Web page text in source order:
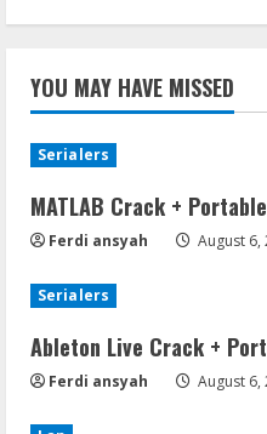
YOU MAY HAVE MISSED
Serialers
MATLAB Crack +
Ferdi ansyah August 6,
Serialers
Ableton Live Crack +
Ferdi ansyah August 6,